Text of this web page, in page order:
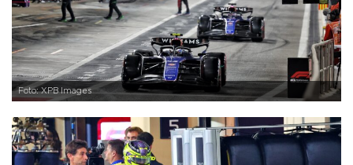
Foto: XPB Images